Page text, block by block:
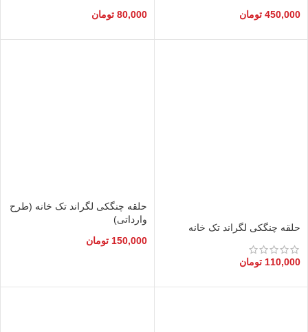
450,000 تومان
80,000 تومان
حلقه چنگکی لگراند تک خانه
110,000 تومان
حلقه چنگکی لگراند تک خانه (طرح
وارداتی)
150,000 تومان